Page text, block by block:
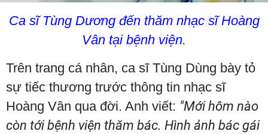
Ca sĩ Tùng Dương đến thăm nhạc sĩ Hoàng
Vân tại bệnh viện.
Trên trang cá nhân, ca sĩ Tùng Dùng bày tỏ
sự tiếc thương trước thông tin nhạc sĩ
Hoàng Vân qua đời. Anh viết: "Mới hôm nào
còn tới bệnh viện thăm bác. Hình ảnh bác gái